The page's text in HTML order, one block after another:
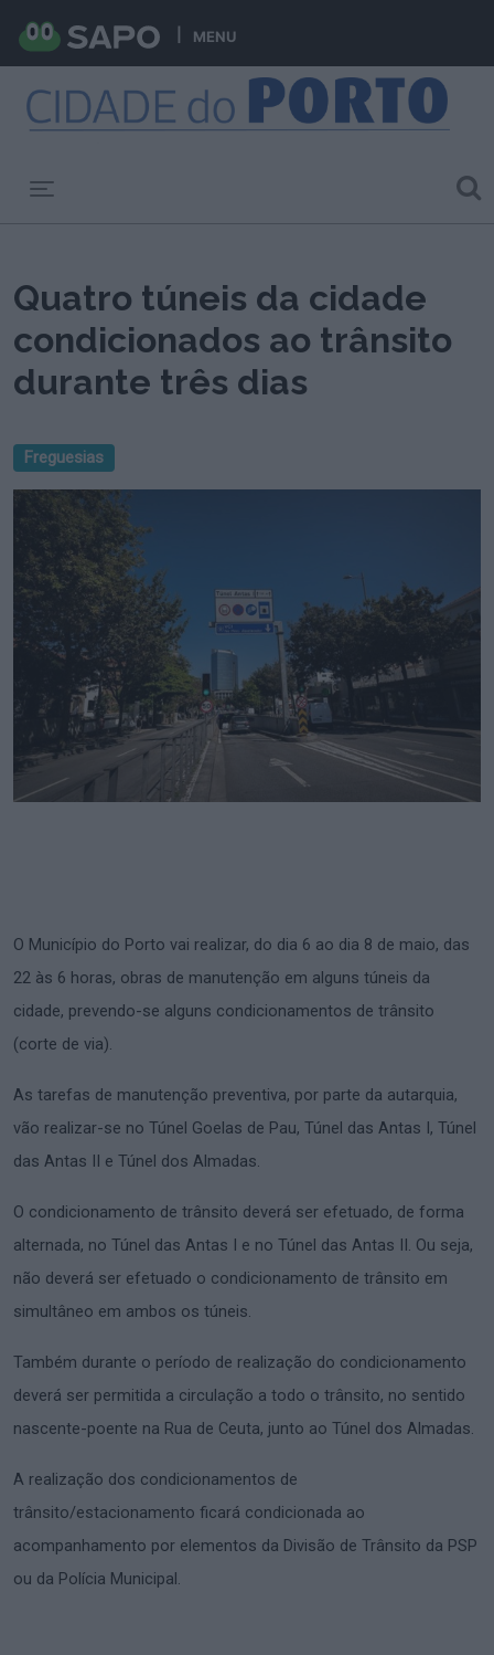
MENU
Quatro túneis da cidade
condicionados ao trânsito
durante três dias
Freguesias
O Município do Porto vai realizar, do dia 6 ao dia 8 de maio, das
22 às 6 horas, obras de manutenção em alguns túneis da
cidade, prevendo-se alguns condicionamentos de trânsito
(corte de via).
As tarefas de manutenção preventiva, por parte da autarquia,
vão realizar-se no Túnel Goelas de Pau, Túnel das Antas I, Túnel
das Antas II e Túnel dos Almadas.
O condicionamento de trânsito deverá ser efetuado, de forma
alternada, no Túnel das Antas I e no Túnel das Antas II. Ou seja,
não deverá ser efetuado o condicionamento de trânsito em
simultâneo em ambos os túneis.
Também durante o período de realização do condicionamento
deverá ser permitida a circulação a todo o trânsito, no sentido
nascente-poente na Rua de Ceuta, junto ao Túnel dos Almadas.
A realização dos condicionamentos de
trânsito/estacionamento ficará condicionada ao
acompanhamento por elementos da Divisão de Trânsito da PSP
ou da Polícia Municipal.